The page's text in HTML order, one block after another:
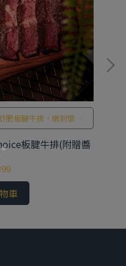
肥板腱牛排，嫩到懷疑
板腱牛排(附贈醬
車